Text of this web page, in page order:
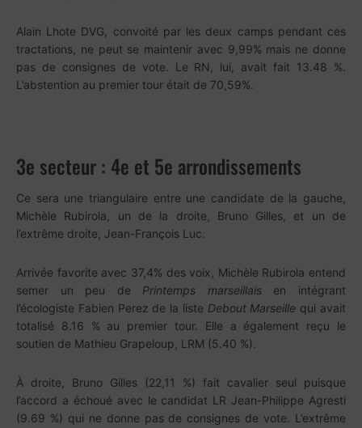
Alain Lhote DVG, convoité par les deux camps pendant ces
tractations, ne peut se maintenir avec 9,99% mais ne donne
pas de consignes de vote. Le RN, lui, avait fait 13.48 %.
L’abstention au premier tour était de 70,59%.
3e secteur : 4e et 5e arrondissements
Ce sera une triangulaire entre une candidate de la gauche,
Michèle Rubirola, un de la droite, Bruno Gilles, et un de
l’extrême droite, Jean-François Luc.
Arrivée favorite avec 37,4% des voix, Michèle Rubirola entend
semer un peu de Printemps marseillaisen intégrant
l’écologiste Fabien Perez de la liste Debout Marseille qui avait
totalisé 8.16 % au premier tour. Elle a également reçu le
soutien de Mathieu Grapeloup, LRM (5.40 %).
À droite, Bruno Gilles (22,11 %) fait cavalier seul puisque
l’accord a échoué avec le candidat LR Jean-Philippe Agresti
(9.69 %) qui ne donne pas de consignes de vote. L’extrême